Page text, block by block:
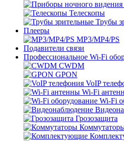
Телескопы
Трубы
Плееры
MP3/MP4/PS
Подавители связи
Профессиональное Wi-Fi
CWDM
GPON
VoIP
Wi-Fi
Wi-Fi
Грозозащита